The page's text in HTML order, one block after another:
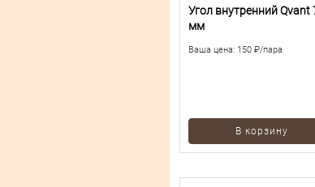
Угол внутренний Qvant
мм
Ваша цена: 150 ₽/пара
В корзину